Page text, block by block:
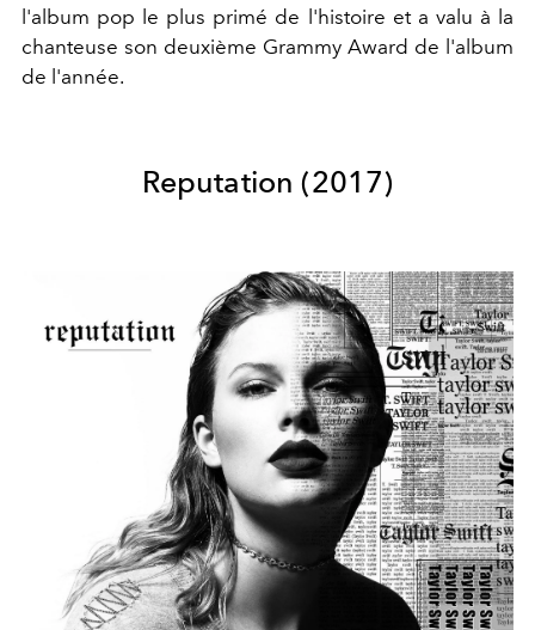
l'album pop le plus primé de l'histoire et a valu à la
chanteuse son deuxième Grammy Award de l'album
de l'année.
Reputation (2017)